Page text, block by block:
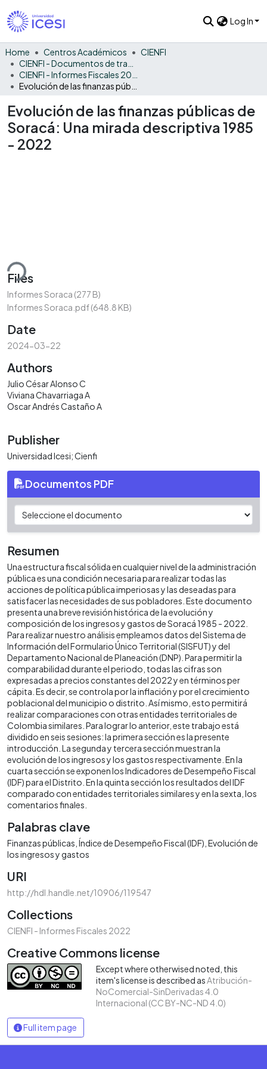
Log In
Home Centros Académicos
CIENFI
Evolución de las finanzas públicas de
Soracá: Una mirada descriptiva 1985
- 2022
Files
Informes Soraca (277 B)
Informes Soraca.pdf(648.8 KB)
Date
2024-03-22
Authors
Julio César Alonso C
Viviana Chavarriaga A
Oscar Andrés Castaño A
Publisher
Universidad Icesi; Cienfi
Documentos PDF
Resumen
Una estructura fiscal sólida en cualquier nivel de la administración
pública es una condición necesaria para realizar todas las
acciones de política pública imperiosas y las deseadas para
satisfacer las necesidades de sus pobladores. Este documento
presenta una breve revisión histórica de la evolución y
composición de los ingresos y gastos de Soracá 1985 - 2022.
Para realizar nuestro análisis empleamos datos del Sistema de
Información del Formulario Único Territorial (SISFUT) y del
Departamento Nacional de Planeación (DNP). Para permitir la
comparabilidad durante el periodo, todas las cifras son
expresadas a precios constantes del 2022 y en términos per
cápita. Es decir, se controla por la inflación y por el crecimiento
poblacional del municipio o distrito. Así mismo, esto permitirá
realizar comparaciones con otras entidades territoriales de
Colombia similares. Para lograr lo anterior, este trabajo está
dividido en seis sesiones: la primera sección es la presente
introducción. La segunda y tercera sección muestran la
evolución de los ingresos y los gastos respectivamente. En la
cuarta sección se exponen los Indicadores de Desempeño Fiscal
(IDF) para el Distrito. En la quinta sección los resultados del IDF
comparado con entidades territoriales similares y en la sexta, los
comentarios finales.
Palabras clave
Finanzas públicas Índice de Desempeño Fiscal (IDF) Evolución de
los ingresos y gastos
URI
http://hdl.handle.net/10906/119547
Collections
CIENFI - Informes Fiscales 2022
Creative Commons license
Except where otherwised noted, this
item's license is described asAtribución-
NoComercial-SinDerivadas 4.0
Internacional (CC BY-NC-ND 4.0)
Full item page